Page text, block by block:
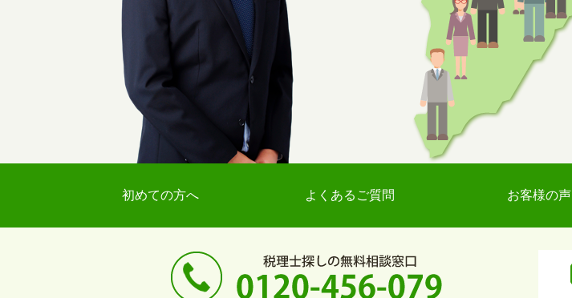
初めての方へ よくあるご質問 お客様の声